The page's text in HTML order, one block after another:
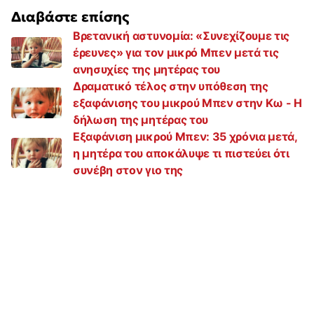
Διαβάστε επίσης
Βρετανική αστυνομία: «Συνεχίζουμε τις
έρευνες» για τον μικρό Μπεν μετά τις
ανησυχίες της μητέρας του
Δραματικό τέλος στην υπόθεση της
εξαφάνισης του μικρού Μπεν στην Κω - Η
δήλωση της μητέρας του
Εξαφάνιση μικρού Μπεν: 35 χρόνια μετά,
η μητέρα του αποκάλυψε τι πιστεύει ότι
συνέβη στον γιο της